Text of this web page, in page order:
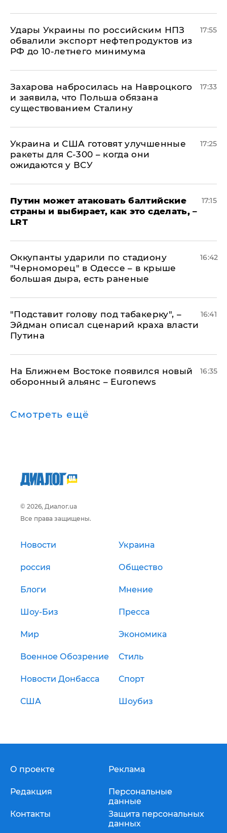
Удары Украины по российским НПЗ
обвалили экспорт нефтепродуктов из
РФ до 10-летнего минимума
17:55
​Захарова набросилась на Навроцкого
и заявила, что Польша обязана
существованием Сталину
17:33
Украина и США готовят улучшенные
ракеты для С-300 – когда они
ожидаются у ВСУ
17:25
Путин может атаковать балтийские
страны и выбирает, как это сделать, –
LRT
17:15
Оккупанты ударили по стадиону
"Черноморец" в Одессе – в крыше
большая дыра, есть раненые
16:42
​"Подставит голову под табакерку", –
Эйдман описал сценарий краха власти
Путина
16:41
На Ближнем Востоке появился новый
оборонный альянс – Euronews
16:35
Смотреть ещё
© 2026, Диалог.ua
Все права защищены.
Новости Украина
россия Общество
Блоги Мнение
Шоу-Биз Пресса
Мир Экономика
Военное Обозрение Стиль
Новости Донбасса Спорт
США Шоубиз
О проекте
Редакция
Контакты
Реклама
Персональные
данные
Защита персональных
данных